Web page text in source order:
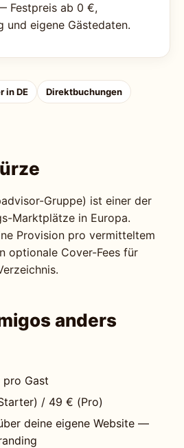
Festpreis ab 0 €,
und eigene Gästedaten.
in DE Direktbuchungen
Gruppe) ist einer der
Marktplätze in Europa.
Provision pro vermitteltem
optionale Cover-Fees für
anders
Gast
/ 49 € (Pro)
deine eigene Website —